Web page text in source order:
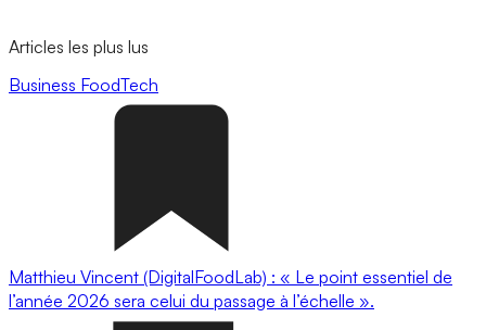
Articles les plus lus
Business FoodTech
Matthieu Vincent (DigitalFoodLab) : « Le point essentiel de
l’année 2026 sera celui du passage à l’échelle ».